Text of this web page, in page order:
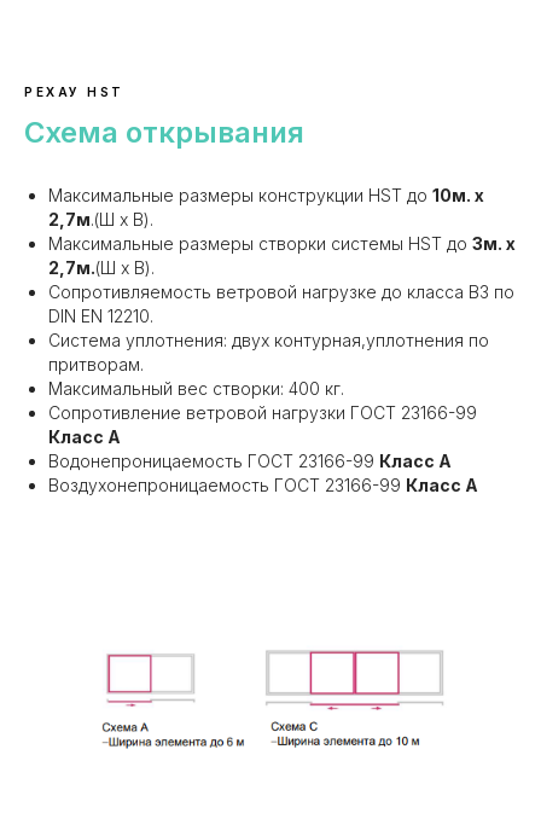
РЕХАУ HST
Схема открывания
Максимальные размеры конструкции HST до 10м. х
2,7м.(Ш х В).
Максимальные размеры створки системы HST до 3м. х
2,7м.(Ш х В).
Сопротивляемость ветровой нагрузке до класса В3 по
DIN EN 12210.
Система уплотнения: двух контурная,уплотнения по
притворам.
Максимальный вес створки: 400 кг.
Сопротивление ветровой нагрузки ГОСТ 23166-99
Класс А
Водонепроницаемость ГОСТ 23166-99 Класс А
Воздухонепроницаемость ГОСТ 23166-99 Класс А